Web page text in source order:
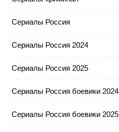
Сериалы Россия
Сериалы Россия 2024
Сериалы Россия 2025
Сериалы Россия боевики 2024
Сериалы Россия боевики 2025